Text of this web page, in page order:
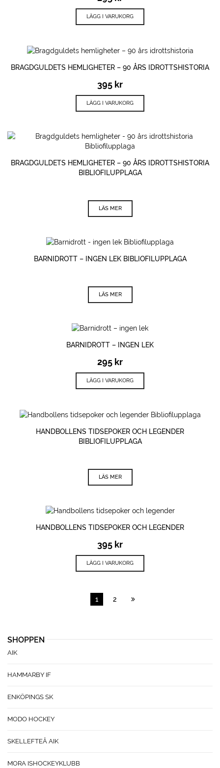
LÄGG I VARUKORG
BRAGDGULDETS HEMLIGHETER – 90 ÅRS IDROTTSHISTORIA
395 kr
LÄGG I VARUKORG
BRAGDGULDETS HEMLIGHETER – 90 ÅRS IDROTTSHISTORIA
BIBLIOFILUPPLAGA
LÄS MER
BARNIDROTT – INGEN LEK BIBLIOFILUPPLAGA
LÄS MER
BARNIDROTT – INGEN LEK
295 kr
LÄGG I VARUKORG
HANDBOLLENS TIDSEPOKER OCH LEGENDER
BIBLIOFILUPPLAGA
LÄS MER
HANDBOLLENS TIDSEPOKER OCH LEGENDER
395 kr
LÄGG I VARUKORG
1 2
SHOPPEN
AIK
HAMMARBY IF
ENKÖPINGS SK
MODO HOCKEY
SKELLEFTEÅ AIK
MORA ISHOCKEYKLUBB